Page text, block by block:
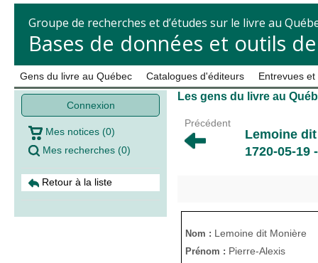
Groupe de recherches et d’études sur le livre au
Bases de données et outils
Gens du livre au Québec Catalogues d'éditeurs Entrevues
Connexion
Mes notices (0)
Mes recherches (0)
Retour à la liste
Les gens du livre au
Précédent
Lemoine
1720-05-19 -
Nom : Lemoine dit Monière
Prénom : Pierre-Alexis